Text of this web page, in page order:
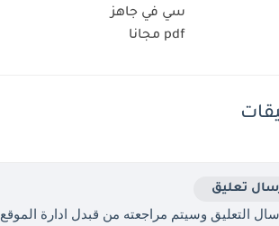
سي في جاهز
pdf مجانا
تعليق
التعليق وسيتم مراجعته من قبدل ادارة الموقع